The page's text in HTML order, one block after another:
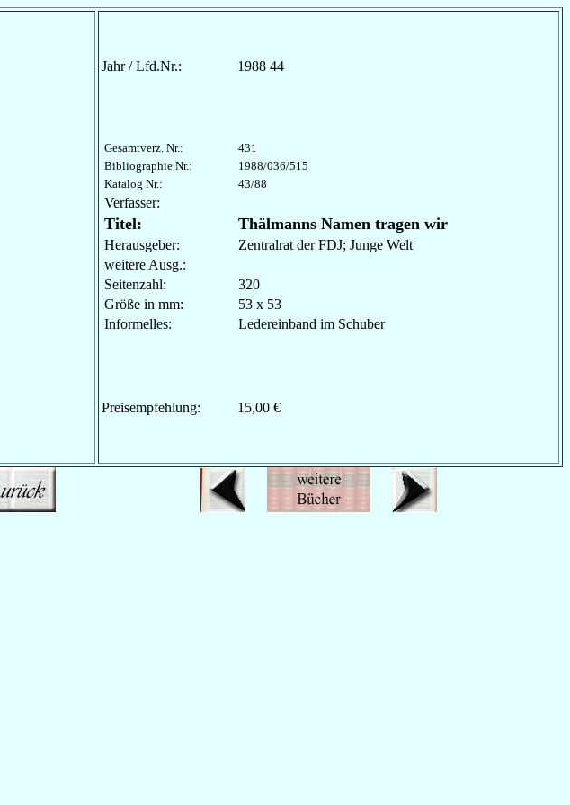
Jahr / Lfd.Nr.: 1988 44
Gesamtverz. Nr.:
431
Bibliographie Nr.:
1988/036/515
Katalog Nr.:
43/88
Verfasser:
Titel: Thälmanns Namen tragen wir
Herausgeber:
Zentralrat der FDJ; Junge Welt
weitere Ausg.:
Seitenzahl:
320
Größe in mm:
53 x 53
Informelles:
Ledereinband im Schuber
Preisempfehlung: 15,00 €